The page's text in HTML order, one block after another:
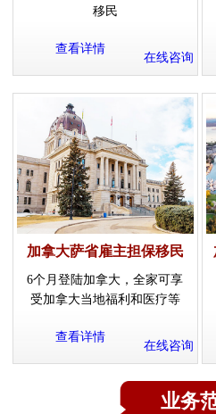
移民
查看详情
在线咨询
加拿大萨省雇主担保移民
6个月登陆加拿大，全家可享
受加拿大当地福利和医疗等
查看详情
在线咨询
业务